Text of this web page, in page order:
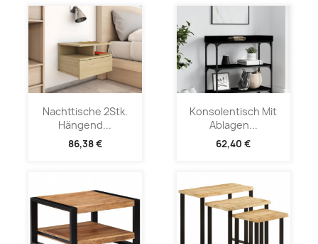
Nachttische 2Stk.
Hängend...
86,38 €
Konsolentisch Mit
Ablagen...
62,40 €